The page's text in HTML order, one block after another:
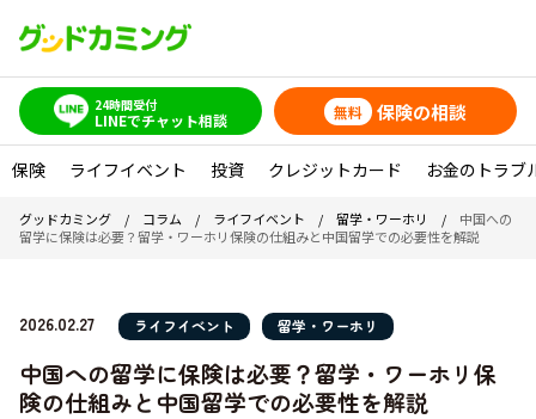
24時間受付
LINEでチャット相談 無料 保険の相談
保険 ライフイベント 投資 クレジットカード お金のトラブ
グッドカミング / コラム / ライフイベント / 留学・ワーホリ / 中国への
留学に保険は必要？留学・ワーホリ保険の仕組みと中国留学での必要性を解説
2026.02.27 ライフイベント 留学・ワーホリ
中国への留学に保険は必要？留学・ワーホリ保
険の仕組みと中国留学での必要性を解説